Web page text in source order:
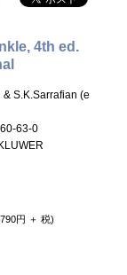
4th ed.
& S.K.Sarrafian (e
63-0
円 ＋ 税)